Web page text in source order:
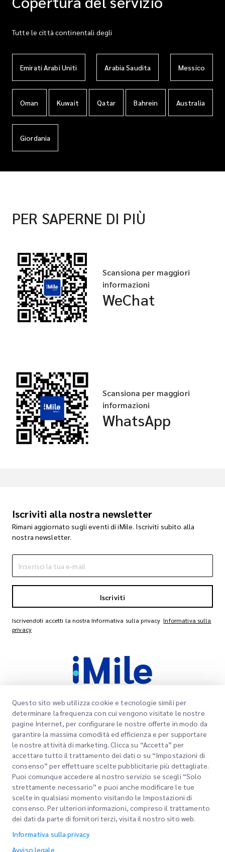
Tutte le città continentali degli
Emirati Arabi Uniti Arabia Saudita Messico
Oman Kuwait Qatar Bahrein Australia
Giordania
PER SAPERNE DI PIÙ
Scansiona per maggiori
informazioni
WeChat
Scansiona per maggiori
informazioni
WhatsApp
Iscriviti alla nostra newsletter
Rimani aggiornato sugli eventi di iMile. Iscriviti subito alla
nostra newsletter.
Iscriviti
Iscrivendoti accetti la nostra Informativa sulla privacy Informativa sulla
privacy
Link rapidi
Sedi degli uffici
Richiedi un preventivo
Accesso clienti
Registrazione
Traccia il tuo ordine
Aziendale
Chi siamo
Carriere
BLOG
ESG
Partner di servizi di canale
I nostri servizi
Express customs clearance
Questo sito web utilizza cookie e tecnologie simili per
determinare la frequenza con cui vengono visitate le nostre
pagine Internet, per configurare le nostre offerte in modo da
garantire la massima comodità ed efficienza e per supportare
le nostre attività di marketing. Clicca su “Accetta” per
accettare tutto il trattamento dei dati o su “Impostazioni di
consenso” per effettuare scelte pubblicitarie più dettagliate.
Puoi comunque accedere al nostro servizio se scegli “Solo
strettamente necessario” e puoi anche modificare le tue
scelte in qualsiasi momento visitando le Impostazioni di
consenso. Per ulteriori informazioni, compreso il trattamento
dei dati da parte di fornitori terzi, visita il nostro sito web.
Informativa sulla privacy
Avviso legale